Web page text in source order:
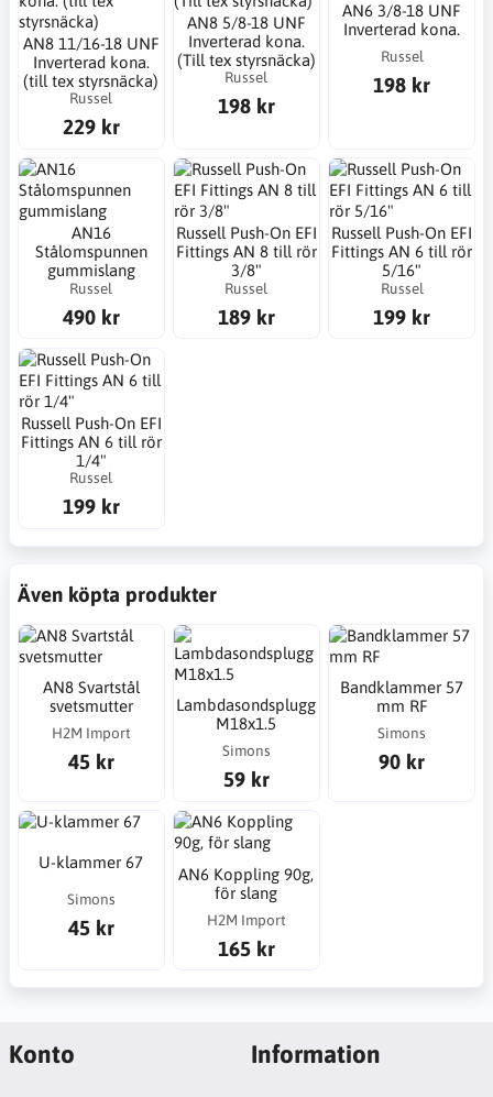
AN8 11/16-18 UNF
Inverterad kona.
(till tex styrsnäcka)
Russel
229 kr
AN8 5/8-18 UNF
Inverterad kona.
(Till tex styrsnäcka)
Russel
198 kr
AN6 3/8-18 UNF
Inverterad kona.
Russel
198 kr
AN16
Stålomspunnen
gummislang
Russel
490 kr
Russell Push-On EFI
Fittings AN 8 till rör
3/8"
Russel
189 kr
Russell Push-On EFI
Fittings AN 6 till rör
5/16"
Russel
199 kr
Russell Push-On EFI
Fittings AN 6 till rör
1/4"
Russel
199 kr
Även köpta produkter
AN8 Svartstål
svetsmutter
H2M Import
45 kr
Lambdasondsplugg
M18x1.5
Simons
59 kr
Bandklammer 57
mm RF
Simons
90 kr
U-klammer 67
Simons
45 kr
AN6 Koppling 90g,
för slang
H2M Import
165 kr
Konto Information